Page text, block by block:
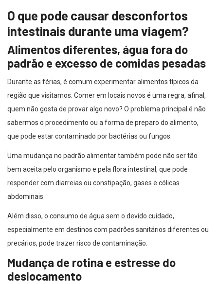
O que pode causar desconfortos
intestinais durante uma viagem?
Alimentos diferentes, água fora do
padrão e excesso de comidas pesadas
Durante as férias, é comum experimentar alimentos típicos da
região que visitamos. Comer em locais novos é uma regra, afinal,
quem não gosta de provar algo novo? O problema principal é não
sabermos o procedimento ou a forma de preparo do alimento,
que pode estar contaminado por bactérias ou fungos.
Uma mudança no padrão alimentar também pode não ser tão
bem aceita pelo organismo e pela flora intestinal, que pode
responder com diarreias ou constipação, gases e cólicas
abdominais.
Além disso, o consumo de água sem o devido cuidado,
especialmente em destinos com padrões sanitários diferentes ou
precários, pode trazer risco de contaminação.
Mudança de rotina e estresse do
deslocamento